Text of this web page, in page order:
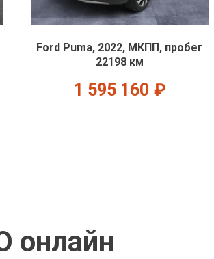
Ford Puma, 2022, МКПП, пробег
22198 км
1 595 160 ₽
онлайн